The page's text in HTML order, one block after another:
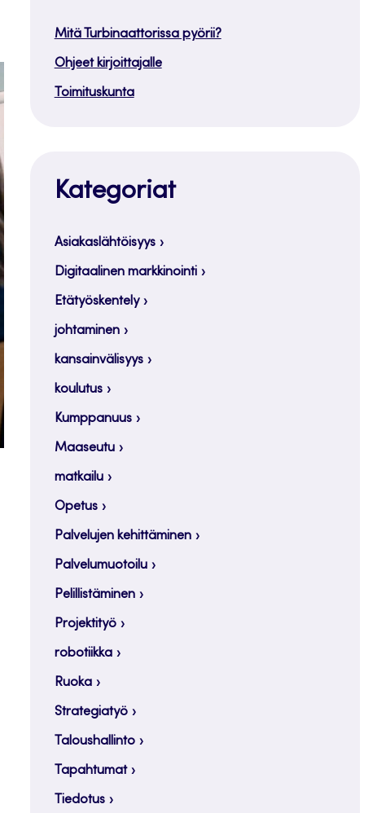
Mitä Turbinaattorissa pyörii?
Ohjeet kirjoittajalle
Toimituskunta
Kategoriat
Asiakaslähtöisyys
Digitaalinen markkinointi
Etätyöskentely
johtaminen
kansainvälisyys
koulutus
Kumppanuus
Maaseutu
matkailu
Opetus
Palvelujen kehittäminen
Palvelumuotoilu
Pelillistäminen
Projektityö
robotiikka
Ruoka
Strategiatyö
Taloushallinto
Tapahtumat
Tiedotus